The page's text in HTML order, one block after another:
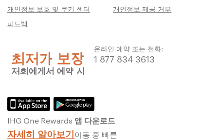
개인정보 보호 및 쿠키 센터
개인정보 제공 거부
피드백
온라인 예약 또는 전화:
1 877 834 3613
IHG One Rewards 앱 다운로드
자세히 알아보기이동 중 빠른